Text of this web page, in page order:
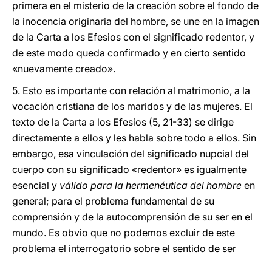
primera en el misterio de la creación sobre el fondo de
la inocencia originaria del hombre, se une en la imagen
de la Carta a los Efesios con el significado redentor, y
de este modo queda confirmado y en cierto sentido
«nuevamente creado».
5. Esto es importante con relación al matrimonio, a la
vocación cristiana de los maridos y de las mujeres. El
texto de la Carta a los Efesios (5, 21-33) se dirige
directamente a ellos y les habla sobre todo a ellos. Sin
embargo, esa vinculación del significado nupcial del
cuerpo con su significado «redentor» es igualmente
esencial y válido para la hermenéutica del hombre en
general; para el problema fundamental de su
comprensión y de la autocomprensión de su ser en el
mundo. Es obvio que no podemos excluir de este
problema el interrogatorio sobre el sentido de ser